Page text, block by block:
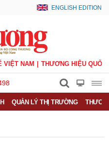
ENGLISH EDITION
VIỆT NAM THƯƠNG HIỆU QUỐC
QUẢN LÝ THỊ TRƯỜNG